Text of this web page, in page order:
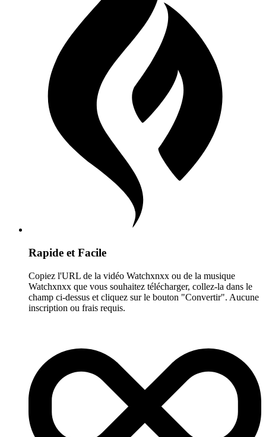
Rapide et Facile
Copiez l'URL de la vidéo Watchxnxx ou de la musique
Watchxnxx que vous souhaitez télécharger, collez-la dans le
champ ci-dessus et cliquez sur le bouton "Convertir". Aucune
inscription ou frais requis.